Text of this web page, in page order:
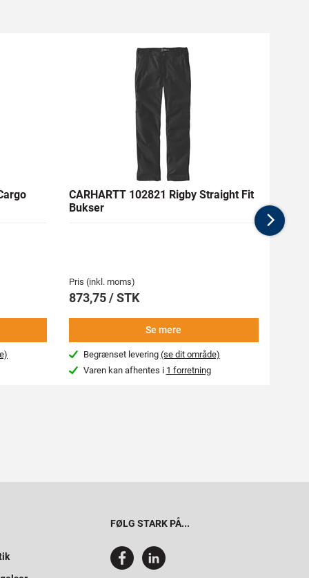
CARHARTT 102821 Rigby Straight Fit
Bukser
Pris (inkl. moms)
873,75 / STK
Se mere
Begrænset levering (se dit område)
Varen kan afhentes i 1 forretning
FØLG STARK PÅ...